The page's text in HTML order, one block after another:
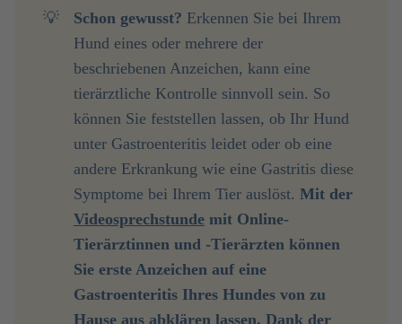
💡 Schon gewusst? Erkennen Sie bei Ihrem
Hund eines oder mehrere der
beschriebenen Anzeichen, kann eine
tierärztliche Kontrolle sinnvoll sein. So
können Sie feststellen lassen, ob Ihr Hund
unter Gastroenteritis leidet oder ob eine
andere Erkrankung wie eine Gastritis diese
Symptome bei Ihrem Tier auslöst.
Videosprechstunde mit Online-
Tierärztinnen und -Tierärzten können
Sie erste Anzeichen auf eine
Gastroenteritis Ihres Hundes von zu